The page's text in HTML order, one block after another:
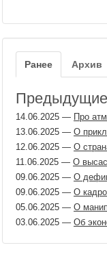
Ранее Архив
Предыдущие
14.06.2025 — Про
13.06.2025 — О
12.06.2025 — О
11.06.2025 — О
09.06.2025 — О
09.06.2025 — О
05.06.2025 — О
03.06.2025 — Об